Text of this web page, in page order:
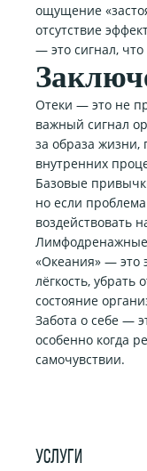
УСЛУГИ
ощущение
отсутствие
— это сигнал,
Отеки — это не
важный сигнал
за образа жизни,
внутренних
Базовые
но если
воздействовать
«Океания» — это
лёгкость,
состояние
Забота о себе —
особенно когда
самочувствии.